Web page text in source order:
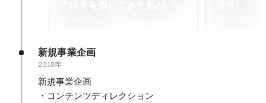
新規事業企画
2018年
新規事業企画
・コンテンツディレクション